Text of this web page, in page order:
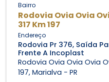
Bairro
Rodovia Ovia Ovia
317 Km 197
Endereço
Rodovia Pr 376, Saída
Frente A Incoplast
Rodovia Ovia Ovia Ovia
197, Marialva - PR